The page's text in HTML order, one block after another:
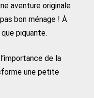
aventure originale
bon ménage ! À
piquante.
de la
une petite